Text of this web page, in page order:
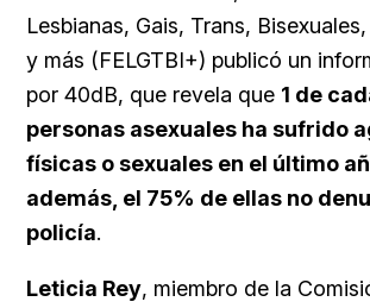
Lesbianas, Gais, Trans,
y más (FELGTBI+) publicó un
por 40dB, que revela que 1 de
personas asexuales ha sufrido
físicas o sexuales en el último
además, el 75% de ellas no
policía.
Leticia Rey, miembro de la